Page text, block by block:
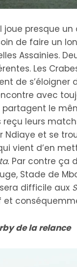
presque un
de faire un
Assainies.
Les
de s’éloigner
avec
le
leurs
Ndiaye et se
vient d’en
Par contre ça
Stade de
difficile aux
de la relance